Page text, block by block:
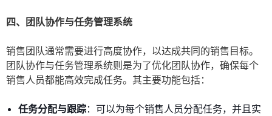
四、团队协作与任务管理系统
销售团队通常需要进行高度协作，以达成共同的销售目标。
团队协作与任务管理系统则是为了优化团队协作，确保每个
销售人员都能高效完成任务。其主要功能包括：
任务分配与跟踪：可以为每个销售人员分配任务，并且实